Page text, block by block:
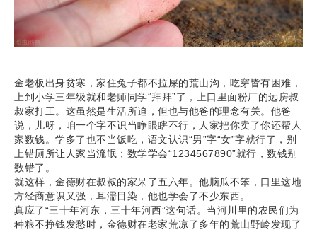
金老板出身贫寒，家住兔子都不拉屎的荒山沟，吃穿皆有困难，
上到小学三年级就和老师同学“拜拜”了，上口里面粉厂的远房叔
叔家打工。这虽然是生活所迫，但也与他爸的理念有关。他爸
说，儿呀，咱一个字不识当睁眼瞎不行，人家把你卖了你还帮人
家数钱。学多了也不当饭吃，语文认识“男”字“女”字就行了，别
上错厕所让人家当流氓；数学学会“1234567890”就行，数钱别
数错了。
就这样，金德财在叔叔的家呆了五六年。他脑瓜不笨，口里这地
方经商意识又强，耳濡目染，他也学会了不少东西。
真应了“三十年河东，三十年河西”这句话。当河川里的农民们为
种粮不挣钱发愁时，金德财在老家荒凉了多年的荒山野岭发现了